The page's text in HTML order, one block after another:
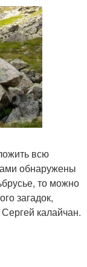
всю
обнаружены
то можно
загадок,
калайчан.